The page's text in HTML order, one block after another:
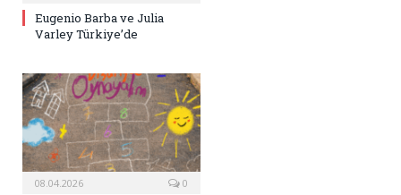
Eugenio Barba ve Julia
Varley Türkiye’de
08.04.2026 0